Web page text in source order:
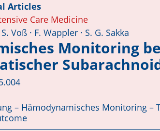
Articles
Care Medicine
Voß · F. Wappler · S. G. Sakka
Monitoring
– Hämodynamisches Monitoring –